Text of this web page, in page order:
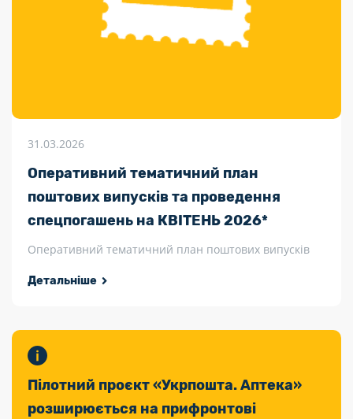
31.03.2026
Оперативний тематичний план
поштових випусків та проведення
спецпогашень на КВІТЕНЬ 2026*
Оперативний тематичний план поштових випусків
Детальніше
Пілотний проєкт «Укрпошта. Аптека»
розширюється на прифронтові